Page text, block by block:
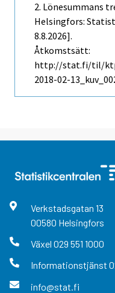
2. Lönesummans
Helsingfors:
8.8.2026].
Åtkomstsätt:
http://stat.fi/til/
2018-02-
Verkstadsgatan 13
00580 Helsingfors
Växel 029 551 1000
Informationstjänst
info@stat.fi